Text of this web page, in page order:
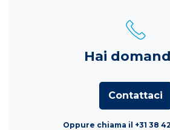
Hai
Contattaci
Oppure chiama il +31 38